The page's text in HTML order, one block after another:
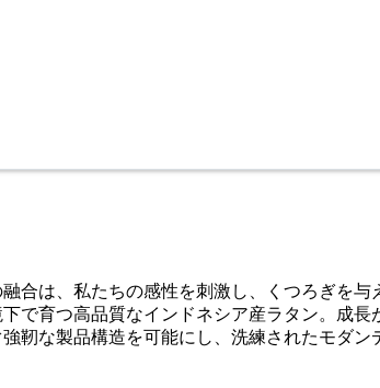
は、私たちの感性を刺激し、くつろぎを与
で育つ高品質なインドネシア産ラタン。成
な製品構造を可能にし、洗練されたモダン